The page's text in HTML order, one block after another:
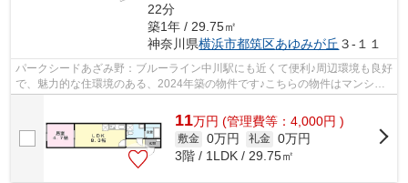
22分
築1年 / 29.75㎡
神奈川県横浜市都筑区あゆみが丘 ３-１１
パークシードあざみ野：ブルーライン中川駅にも近くて便利♪周辺環境も良好
で、魅力的な住環境のある、2024年築の物件です♪こちらの物件はマンショ
ンです♪こちらの物件は、駅へも徒歩11...
11万円 (管理費等：4,000円 )
敷金 0万円 礼金 0万円
3階 / 1LDK / 29.75㎡